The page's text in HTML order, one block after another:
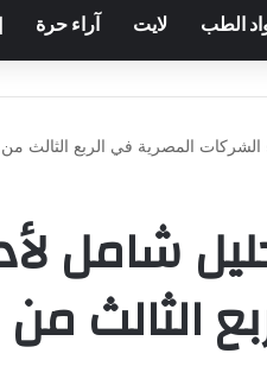
الطب لايت آراء حرة
المصرية في الربع الثالث من 2024
شامل
الثالث من